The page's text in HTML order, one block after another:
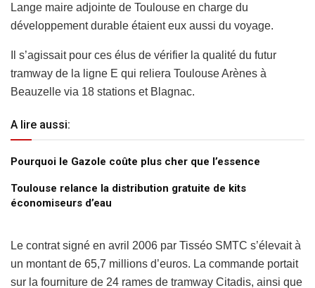
Lange maire adjointe de Toulouse en charge du
développement durable étaient eux aussi du voyage.
Il s’agissait pour ces élus de vérifier la qualité du futur
tramway de la ligne E qui reliera Toulouse Arènes à
Beauzelle via 18 stations et Blagnac.
A lire aussi:
Pourquoi le Gazole coûte plus cher que l’essence
Toulouse relance la distribution gratuite de kits
économiseurs d’eau
Le contrat signé en avril 2006 par Tisséo SMTC s’élevait à
un montant de 65,7 millions d’euros. La commande portait
sur la fourniture de 24 rames de tramway Citadis, ainsi que